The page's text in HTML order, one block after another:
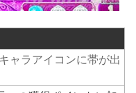
ャラアイコンに帯が出